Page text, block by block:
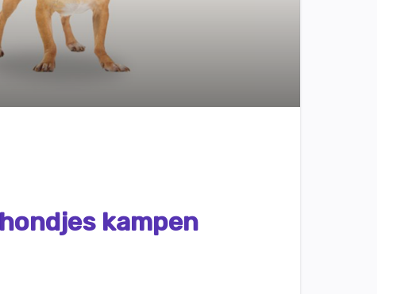
kampen